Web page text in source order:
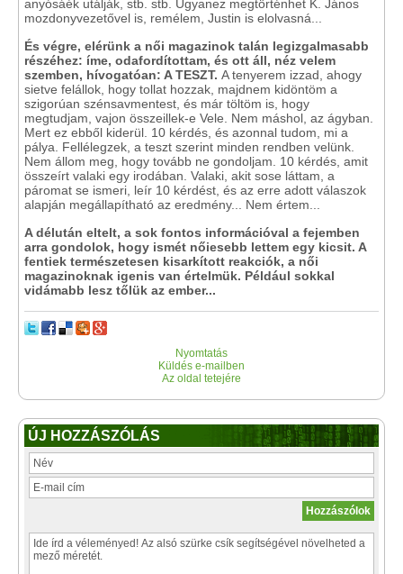
anyósáék utálják, stb. stb. Ugyanez megtörténhet K. János
mozdonyvezetővel is, remélem, Justin is elolvasná...
És végre, elérünk a női magazinok talán legizgalmasabb
részéhez: íme, odafordítottam, és ott áll, néz velem
szemben, hívogatóan: A TESZT. A tenyerem izzad, ahogy
sietve felállok, hogy tollat hozzak, majdnem kidöntöm a
szigorúan szénsavmentest, és már töltöm is, hogy
megtudjam, vajon összeillek-e Vele. Nem máshol, az ágyban.
Mert ez ebből kiderül. 10 kérdés, és azonnal tudom, mi a
pálya. Fellélegzek, a teszt szerint minden rendben velünk.
Nem állom meg, hogy tovább ne gondoljam. 10 kérdés, amit
összeírt valaki egy irodában. Valaki, akit sose láttam, a
páromat se ismeri, leír 10 kérdést, és az erre adott válaszok
alapján megállapítható az eredmény... Nem értem...
A délután eltelt, a sok fontos információval a fejemben
arra gondolok, hogy ismét nőiesebb lettem egy kicsit. A
fentiek természetesen kisarkított reakciók, a női
magazinoknak igenis van értelmük. Például sokkal
vidámabb lesz tőlük az ember...
Nyomtatás
Küldés e-mailben
Az oldal tetejére
ÚJ HOZZÁSZÓLÁS